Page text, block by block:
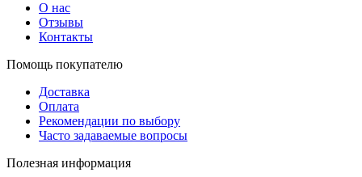
О нас
Отзывы
Контакты
Помощь покупателю
Доставка
Оплата
Рекомендации по выбору
Часто задаваемые вопросы
Полезная информация